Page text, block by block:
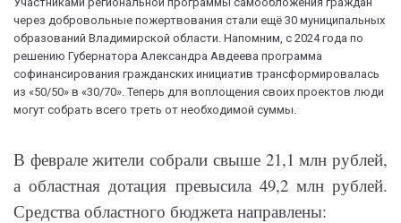
через добровольные пожертвования стали ещё 30 муниципальных
образований Владимирской области. Напомним, с 2024 года по
решению Губернатора Александра Авдеева программа
софинансирования гражданских инициатив трансформировалась
из «50/50» в «30/70». Теперь для воплощения своих проектов люди
могут собрать всего треть от необходимой суммы.
В феврале жители собрали свыше 21,1 млн рублей,
а областная дотация превысила 49,2 млн рублей.
Средства областного бюджета направлены: